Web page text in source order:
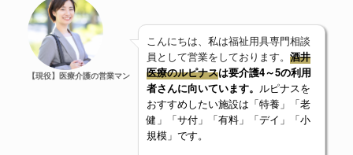
【現役】医療介護の営業マン
こんにちは、私は福祉用具専門相談
員として営業をしております。 酒井
医療のルピナスは要介護4～5の利用
者さんに向いています。 ルピナスを
おすすめしたい施設は「特養」「老
健」「サ付」「有料」「デイ」「小
規模」です。